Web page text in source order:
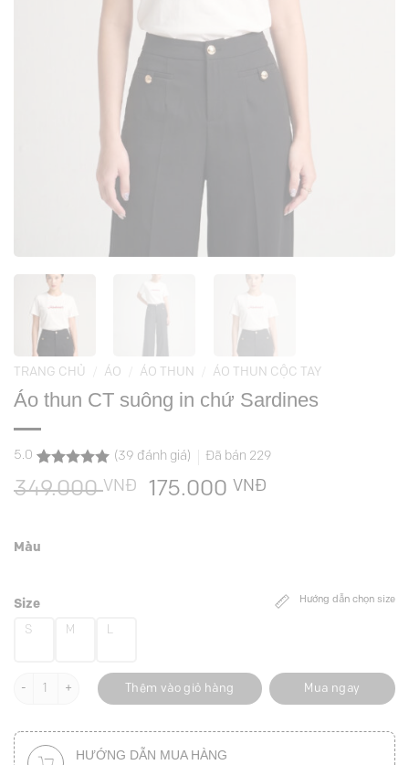
TRANG CHỦ ÁO ÁO THUN ÁO THUN CỘC TAY
Áo thun CT suông in chứ Sardines
5.0
5.0
trên 5
dựa trên
39
(39 đánh giá) Đã bán 229
349.000VNĐ
Giá
175.000 VNĐ
Hướng dẫn chọn size
Màu
Size
S M L
Áo thun CT suông in chứ Sardines số lượng
Thêm vào giỏ hàng Mua ngay
HƯỚNG DẪN MUA HÀNG